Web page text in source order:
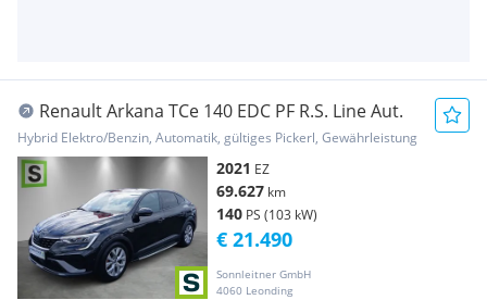
Renault Arkana TCe 140 EDC PF R.S. Line Aut.
Hybrid Elektro/Benzin, Automatik, gültiges Pickerl, Gewährleistung
2021 EZ
69.627 km
140 PS (103 kW)
Sonnleitner GmbH
4060 Leonding
€ 21.490